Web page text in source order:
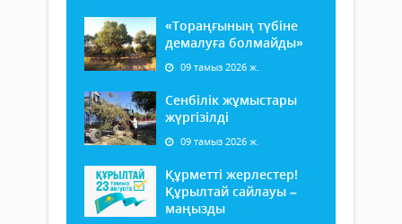
«Тораңғының түбіне
демалуға болмайды»
09 тамыз 2026 ж.
Сенбілік жұмыстары
жүргізілді
09 тамыз 2026 ж.
Құрметті жерлестер!
Құрылтай сайлауы –
маңызды